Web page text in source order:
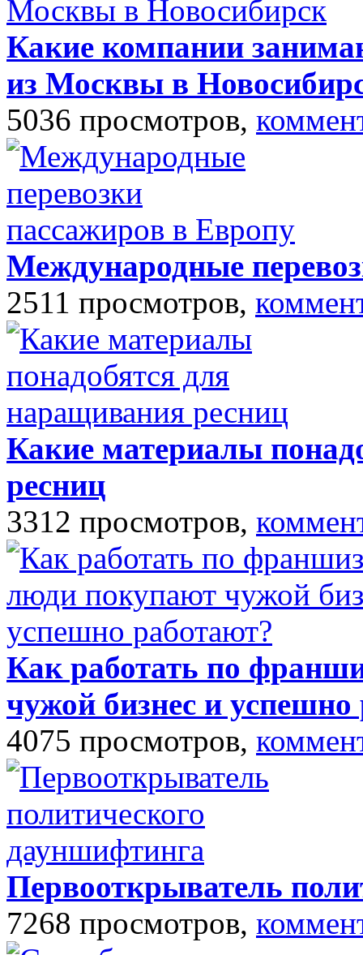
Какие компании
из Москвы в
5036 просмотров,
Международные
2511 просмотров,
Какие материалы
ресниц
3312 просмотров,
Как работать по
чужой бизнес и успешно
4075 просмотров,
Первооткрыватель
7268 просмотров,